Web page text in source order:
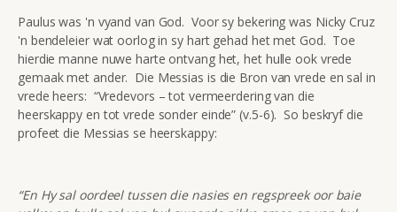
Paulus was 'n vyand van God. Voor sy bekering was Nicky Cruz
'n bendeleier wat oorlog in sy hart gehad het met God. Toe
hierdie manne nuwe harte ontvang het, het hulle ook vrede
gemaak met ander. Die Messias is die Bron van vrede en sal in
vrede heers: “Vredevors – tot vermeerdering van die
heerskappy en tot vrede sonder einde” (v.5-6). So beskryf die
profeet die Messias se heerskappy:
“En Hy sal oordeel tussen die nasies en regspreek oor baie